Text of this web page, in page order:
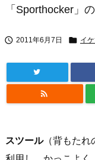
「Sporthocker」
 2011年6月7日  イ

スツール（背もたれ